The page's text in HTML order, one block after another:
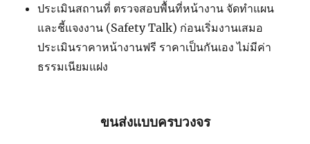
ประเมินสถานที่ ตรวจสอบพื้นที่หน้างาน จัดทำแผน
และชี้แจงงาน (Safety Talk) ก่อนเริ่มงานเสมอ
ประเมินราคาหน้างานฟรี ราคาเป็นกันเอง ไม่มีค่า
ธรรมเนียมแฝง
ขนส่งแบบครบวงจร